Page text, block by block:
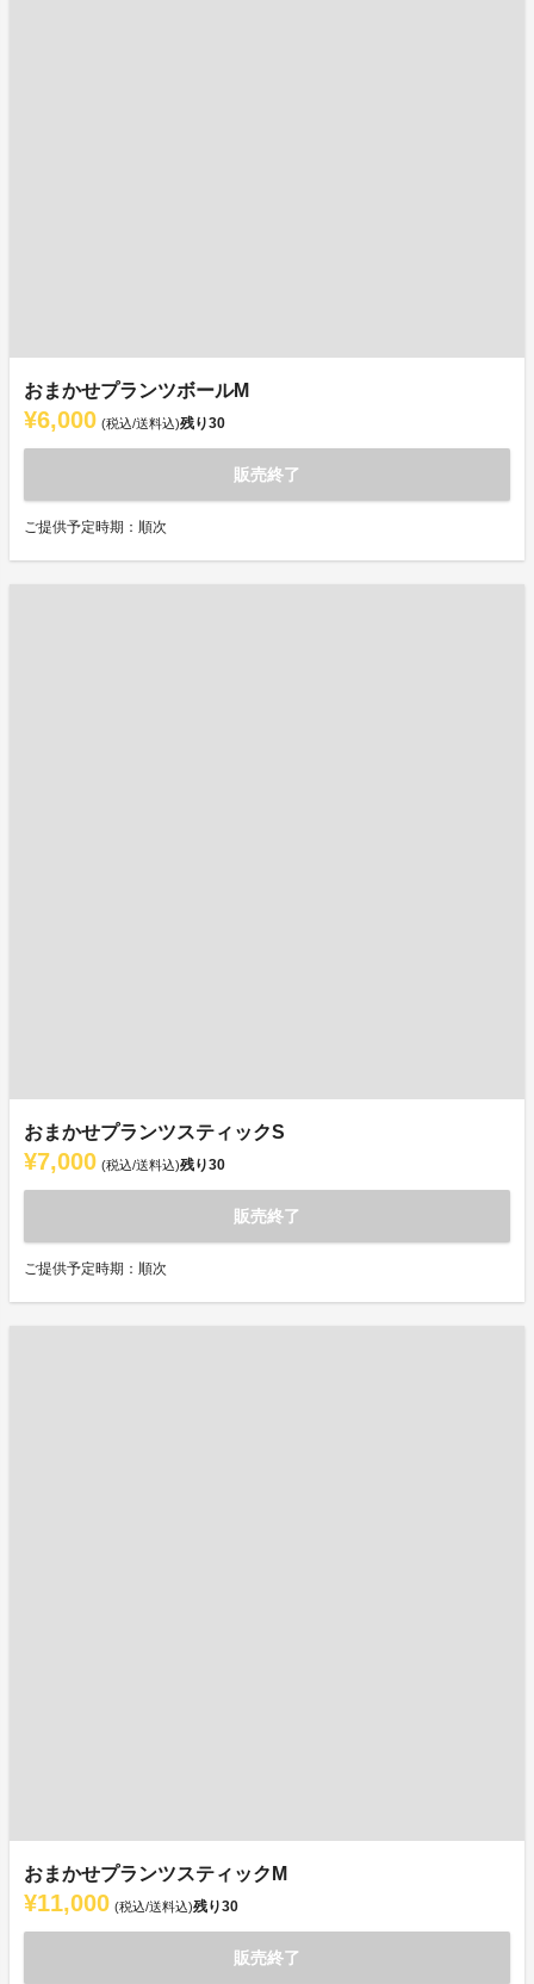
おまかせプランツボールM
¥6,000 (税込/送料込)残り30
販売終了
ご提供予定時期：順次
おまかせプランツスティックS
¥7,000 (税込/送料込)残り30
販売終了
ご提供予定時期：順次
おまかせプランツスティックM
¥11,000 (税込/送料込)残り30
販売終了